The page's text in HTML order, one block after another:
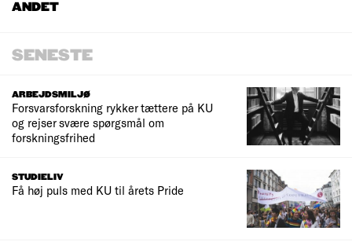
ANDET
SENESTE
ARBEJDSMILJØ
Forsvarsforskning rykker tættere på KU
og rejser svære spørgsmål om
forskningsfrihed
STUDIELIV
Få høj puls med KU til årets Pride